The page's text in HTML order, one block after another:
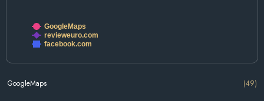
GoogleMaps
revieweuro.com
facebook.com
GoogleMaps (49)